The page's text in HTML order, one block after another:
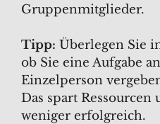
Gruppenmitglieder.
Tipp: Überlegen Sie
ob Sie eine Aufgabe
Einzelperson
Das spart
weniger erfolgreich.